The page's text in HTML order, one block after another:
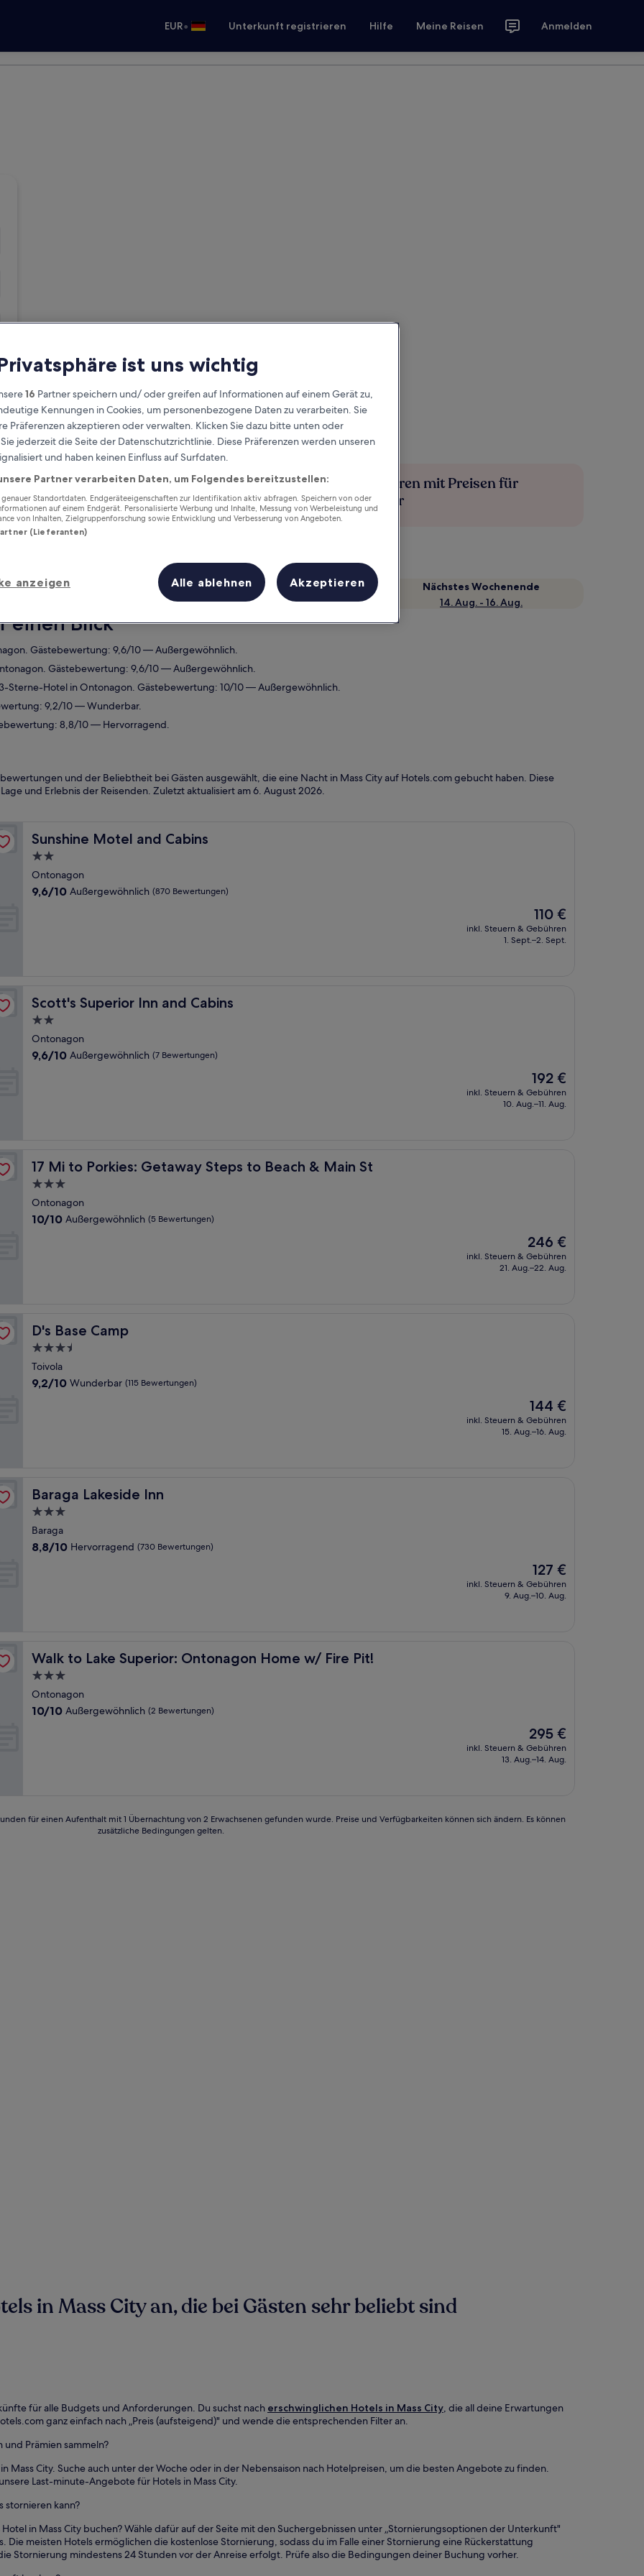
EUR• Unterkunft registrieren Hilfe Meine Reisen Anmelden
Verdiene Prämien für jede
wahrgenommene Übernachtung
Mehr sparen mit Preisen für
Mitglieder
Morgen
Dieses Wochenende
7. Aug. - 9. Aug.
Nächstes Wochenende
14. Aug. - 16. Aug.
einen Blick
Gästebewertung: 9,6/10 — Außergewöhnlich.
Gästebewertung: 9,6/10 — Außergewöhnlich.
Sterne-Hotel in Ontonagon. Gästebewertung: 10/10 — Außergewöhnlich.
9,2/10 — Wunderbar.
8,8/10 — Hervorragend.
und der Beliebtheit bei Gästen ausgewählt, die eine Nacht in Mass City auf Hotels.com gebucht haben. Diese
und Erlebnis der Reisenden. Zuletzt aktualisiert am6. August 2026.
Sunshine Motel and Cabins
Sunshine Motel and Cabins
2.0-
Sterne-
Unterkunft
Ontonagon
9.6
9,6/10 Außergewöhnlich (870 Bewertungen)
Der
Preis
beträgt
110 €
inkl. Steuern & Gebühren
1. Sept.–2. Sept.
Scott's Superior Inn and Cabins
Scott's Superior Inn and Cabins
2.0-
Sterne-
Unterkunft
Ontonagon
9.6
9,6/10 Außergewöhnlich (7 Bewertungen)
Der
Preis
beträgt
192 €
inkl. Steuern & Gebühren
10. Aug.–11. Aug.
17 Mi to Porkies: Getaway Steps to Beach & Main St
17 Mi to Porkies: Getaway Steps to Beach & Main St
3.0-
Sterne-
Unterkunft
Ontonagon
10.0
10/10 Außergewöhnlich (5 Bewertungen)
Der
Preis
beträgt
246 €
inkl. Steuern & Gebühren
21. Aug.–22. Aug.
D's Base Camp
D's Base Camp
3.5-
Sterne-
Unterkunft
Toivola
9.2
9,2/10 Wunderbar (115 Bewertungen)
Der
Preis
beträgt
144 €
inkl. Steuern & Gebühren
15. Aug.–16. Aug.
Baraga Lakeside Inn
Baraga Lakeside Inn
3.0-
Sterne-
Unterkunft
Baraga
8.8
8,8/10 Hervorragend (730 Bewertungen)
Der
Preis
beträgt
127 €
inkl. Steuern & Gebühren
9. Aug.–10. Aug.
Walk to Lake Superior: Ontonagon Home w/ Fire Pit!
Walk to Lake Superior: Ontonagon Home w/ Fire Pit!
3.0-
Sterne-
Unterkunft
Ontonagon
10.0
10/10 Außergewöhnlich (2 Bewertungen)
Der
Preis
beträgt
295 €
inkl. Steuern & Gebühren
13. Aug.–14. Aug.
für einen Aufenthalt mit 1 Übernachtung von 2 Erwachsenen gefunden wurde. Preise und Verfügbarkeiten können sich ändern. Es können
zusätzliche Bedingungen gelten.
in Mass City an, die bei Gästen sehr beliebt sind
für alle Budgets und Anforderungen. Du suchst nach erschwinglichen Hotels in Mass City, die all deine Erwartungen
ganz einfach nach „Preis (aufsteigend)" und wende die entsprechenden Filter an.
Prämien sammeln?
Mass City. Suche auch unter der Woche oder in der Nebensaison nach Hotelpreisen, um die besten Angebote zu finden.
Last-minute-Angebote für Hotels in Mass City.
stornieren kann?
in Mass City buchen? Wähle dafür auf der Seite mit den Suchergebnissen unter „Stornierungsoptionen der Unterkunft"
Die meisten Hotels ermöglichen die kostenlose Stornierung, sodass du im Falle einer Stornierung eine Rückerstattung
Stornierung mindestens 24 Stunden vor der Anreise erfolgt. Prüfe also die Bedingungen deiner Buchung vorher.
ist uns wichtig
16 Partner speichern und/ oder greifen auf Informationen auf einem Gerät zu,
Kennungen in Cookies, um personenbezogene Daten zu verarbeiten. Sie
Präferenzen akzeptieren oder verwalten. Klicken Sie dazu bitte unten oder
jederzeit die Seite der Datenschutzrichtlinie. Diese Präferenzen werden unseren
und haben keinen Einfluss auf Surfdaten.
Partner verarbeiten Daten, um Folgendes bereitzustellen:
Standortdaten. Endgeräteeigenschaften zur Identifikation aktiv abfragen. Speichern von oder
auf einem Endgerät. Personalisierte Werbung und Inhalte, Messung von Werbeleistung und
von Inhalten, Zielgruppenforschung sowie Entwicklung und Verbesserung von Angeboten.
(Lieferanten)
anzeigen Alle ablehnen Akzeptieren